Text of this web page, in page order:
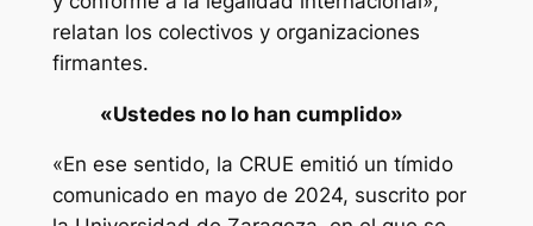
relatan los colectivos y organizaciones
firmantes.
«Ustedes no lo han cumplido»
«En ese sentido, la CRUE emitió un tímido
comunicado en mayo de 2024, suscrito por